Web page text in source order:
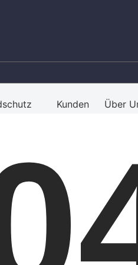
Kunden Über